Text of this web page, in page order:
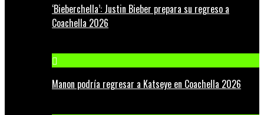
‘Bieberchella’: Justin Bieber prepara su regreso a
Coachella 2026
Manon podría regresar a Katseye en Coachella 2026